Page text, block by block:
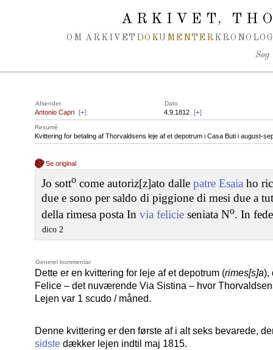
ARKIVET,
OM ARKIVET DOKUMENTER
Søg
Afsender Dato
Antonio Capri [+] 4.9.1812 [+]
Resumé
Kvittering for betaling af Thorvaldsens leje af et depotrum i Casa Buti i august-
Se original
Jo sotto come autoriz[z]ato dalle patre Esaia ho
due e sono per saldo di piggione di mesi due a
della rimesa posta In via felicie seniata No. In
dico 2
Generel kommentar
Dette er en kvittering for leje af et depotrum (rimes[s]a),
Felice – det nuværende Via Sistina – hvor
Lejen var 1 scudo / måned.
Denne kvittering er den første af i alt seks bevarede,
sidste dækker lejen indtil maj 1815.